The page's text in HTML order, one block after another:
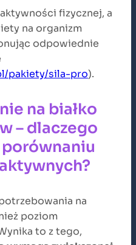
fizycznej, a
na organizm
odpowiednie
pakiety/sila-pro).
na białko
– dlaczego
na
poziom
to z tego,